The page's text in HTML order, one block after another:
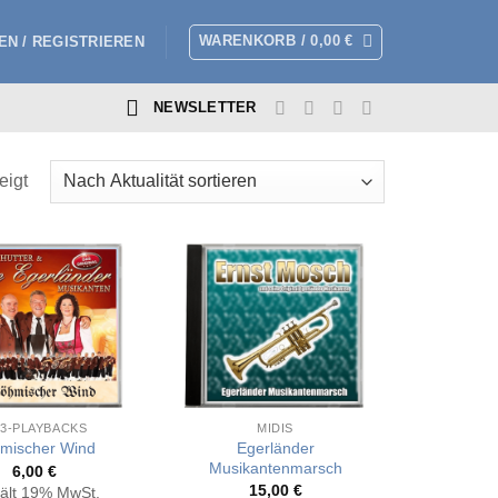
/ REGISTRIEREN WARENKORB /0,00€
NEWSLETTER
Nach
Aktualität
PLAYBACKS
Wind
6,00 €
19% MwSt.
MIDIS
Egerländer
Musikantenmarsch
15,00 €